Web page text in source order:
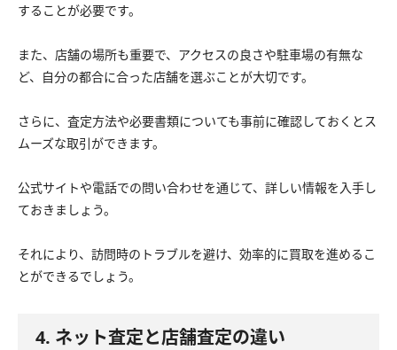
することが必要です。
また、店舗の場所も重要で、アクセスの良さや駐車場の有無な
ど、自分の都合に合った店舗を選ぶことが大切です。
さらに、査定方法や必要書類についても事前に確認しておくとス
ムーズな取引ができます。
公式サイトや電話での問い合わせを通じて、詳しい情報を入手し
ておきましょう。
それにより、訪問時のトラブルを避け、効率的に買取を進めるこ
とができるでしょう。
4. ネット査定と店舗査定の違い